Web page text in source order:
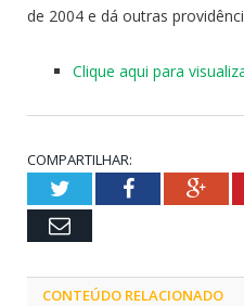
de 2004 e dá outras
Clique aqui para
COMPARTILHAR:
TwitterFacebook
Email
CONTEÚDO RELACIONADO